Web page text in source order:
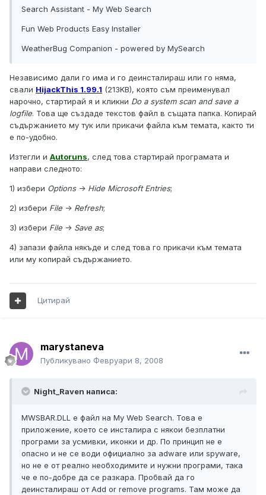
Search Assistant - My Web Search
Fun Web Products Easy Installer
WeatherBug Companion - powered by MySearch
Независимо дали го има и го деинсталираш или го няма,
свали HijackThis 1.99.1 (213KB), която съм преименувал
нарочно, стартирай я и кликни Do a system scan and save a
logfile. Това ще създаде текстов файл в същата папка. Копирай
съдържанието му тук или прикачи файла към темата, както ти
е по-удобно.
Изтегли и Autoruns, след това стартирай програмата и
направи следното:
1) избери Options-> Hide Microsoft Entries;
2) избери File -> Refresh;
3) избери File -> Save as;
4) запази файла някъде и след това го прикачи към темата
или му копирай съдържанието.
Цитирай
marystaneva
Публикувано Февруари 8, 2008
Night_Raven написа:
MWSBAR.DLL е файл на My Web Search. Това е
приложение, което се инсталира с някои безплатни
програми за усмивки, иконки и др. По принцип не е
опасно и не се води официално за adware или spyware,
но не е от реално необходимите и нужни програми, така
че е по-добре да се разкара. Пробвай да го
деинсталираш от Add or remove programs. Там може да